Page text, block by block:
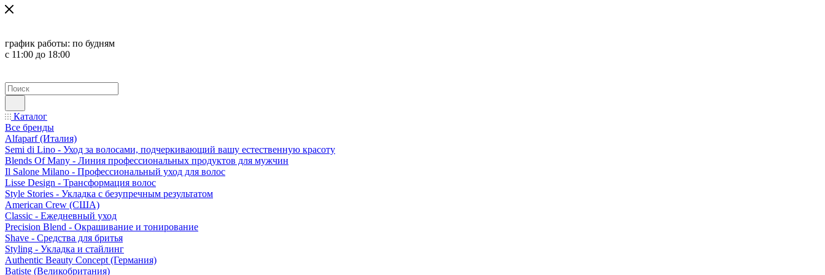
график работы: по будням
с 11:00 до 18:00
Каталог
Все бренды
Alfaparf (Италия)
Semi di Lino - Уход за волосами, подчеркивающий вашу естественную красоту
Blends Of Many - Линия профессиональных продуктов для мужчин
Il Salone Milano - Профессиональный уход для волос
Lisse Design - Трансформация волос
Style Stories - Укладка с безупречным результатом
American Crew (США)
Classic - Ежедневный уход
Precision Blend - Окрашивание и тонирование
Shave - Средства для бритья
Styling - Укладка и стайлинг
Authentic Beauty Concept (Германия)
Batiste (Великобритания)